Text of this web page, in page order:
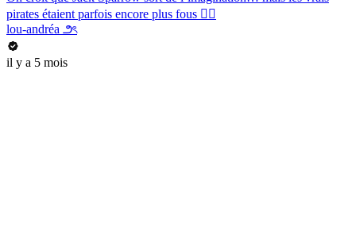
pirates étaient parfois encore plus fous 🏴‍☠️
lou-andréa ౨ৎ
il y a 5 mois